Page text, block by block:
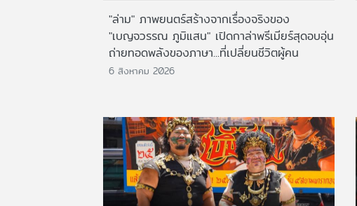
"ล่าม" ภาพยนตร์สร้างจากเรื่องจริงของ
"เบญจวรรณ ภูมิแสน" เปิดกาล่าพรีเมียร์สุดอบอุ่น
ถ่ายทอดพลังของภาษา...ที่เปลี่ยนชีวิตผู้คน
6 สิงหาคม 2026